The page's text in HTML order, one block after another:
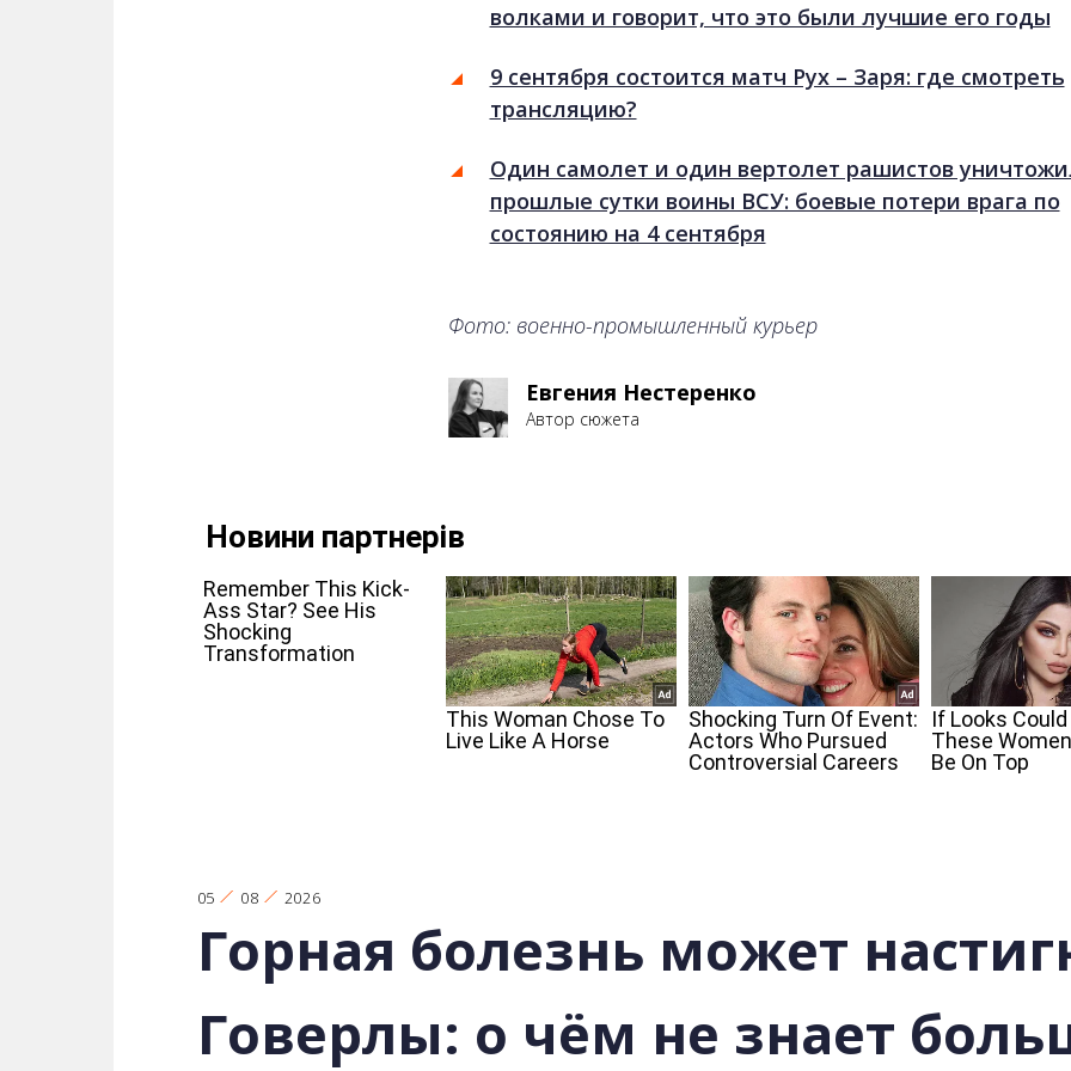
волками и говорит, что это были лучшие его годы
9 сентября состоится матч Рух – Заря: где смотреть
трансляцию?
Один самолет и один вертолет рашистов
прошлые сутки воины ВСУ: боевые потери врага по
состоянию на 4 сентября
Фото: военно-промышленный курьер
Евгения Нестеренко
Автор сюжета
05 08 2026
Горная болезнь может
Говерлы: о чём не знает